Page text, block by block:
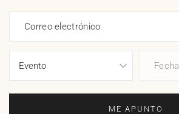
Correo electrónico
Fecha
ME APUNTO